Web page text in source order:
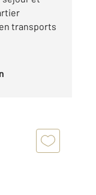
transports